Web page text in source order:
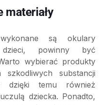
materiały
są okulary
dzieci, powinny być
wybierać produkty
substancji
dzięki temu również
dziecka. Ponadto,